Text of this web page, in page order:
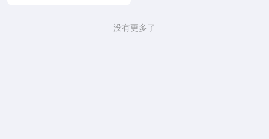
没有更多了